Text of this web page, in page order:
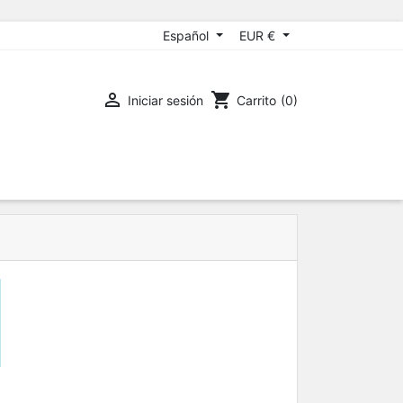
Español EUR €
 Iniciar sesión shopping_cart Carrito (0)